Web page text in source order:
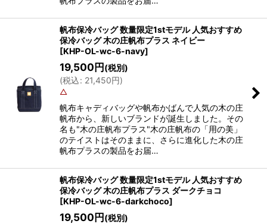
帆布保冷バッグ 数量限定1stモデル 人気おすすめ
保冷バッグ 木の庄帆布プラス ネイビー
[KHP-OL-wc-6-navy]
19,500円(税別)
(税込: 21,450円)
△
帆布キャディバッグや帆布かばんで人気の木の庄
帆布から、新しいブランドが誕生しました。その
名も"木の庄帆布プラス"木の庄帆布の「用の美」
のテイストはそのままに、さらに進化した木の庄
帆布プラスの製品をお届…
帆布保冷バッグ 数量限定1stモデル 人気おすすめ
保冷バッグ 木の庄帆布プラス ダークチョコ
[KHP-OL-wc-6-darkchoco]
19,500円(税別)